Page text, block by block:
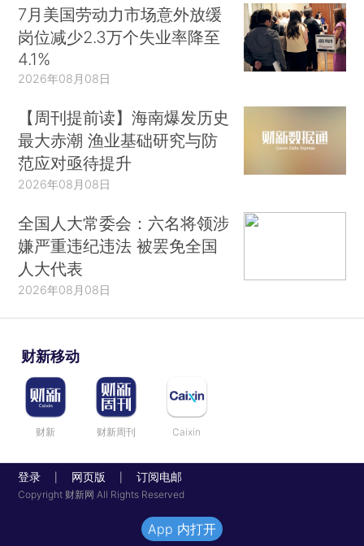
7月美国劳动力市场意外放缓
岗位减少2.3万个失业率降至
4.1%
2026年08月08日
【周刊提前读】海南爆发历史
最大赤潮 渔业基础研究与防
范应对亟待提升
2026年08月08日
全国人大常委会：六名将领涉
嫌严重违纪违法 被罢免全国
人大代表
2026年08月08日
财新移动
财新 财新周刊 Caixin
登录 网页版 订阅电邮
Copyright 财新网 All Rights Reserved
App 内打开